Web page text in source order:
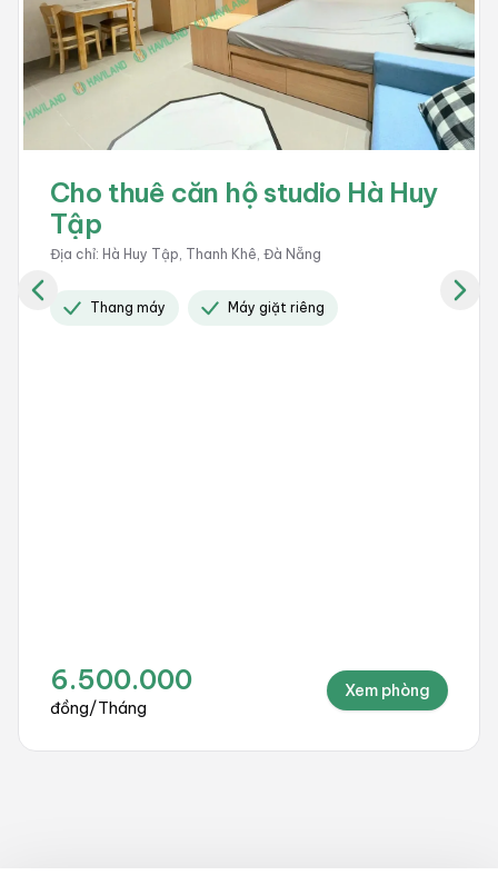
Cho thuê căn hộ studio Hà Huy
Tập
Địa chỉ: Hà Huy Tập, Thanh Khê, Đà Nẵng
Thang máy Máy giặt riêng
6.500.000
đồng/Tháng
Xem phòng